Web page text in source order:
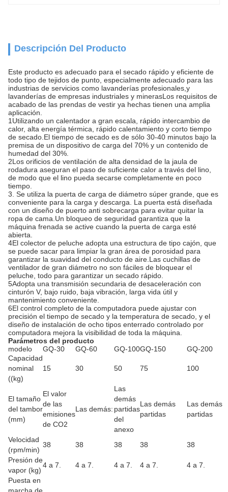
Descripción Del Producto
Este producto es adecuado para el secado rápido y eficiente de
todo tipo de tejidos de punto, especialmente adecuado para las
industrias de servicios como lavanderías profesionales,y
lavanderías de empresas industriales y minerasLos requisitos de
acabado de las prendas de vestir ya hechas tienen una amplia
aplicación.
1Utilizando un calentador a gran escala, rápido intercambio de
calor, alta energía térmica, rápido calentamiento y corto tiempo
de secado.El tiempo de secado es de sólo 30-40 minutos bajo la
premisa de un dispositivo de carga del 70% y un contenido de
humedad del 30%.
2Los orificios de ventilación de alta densidad de la jaula de
rodadura aseguran el paso de suficiente calor a través del lino,
de modo que el lino pueda secarse completamente en poco
tiempo.
3. Se utiliza la puerta de carga de diámetro súper grande, que es
conveniente para la carga y descarga. La puerta está diseñada
con un diseño de puerto anti sobrecarga para evitar quitar la
ropa de cama.Un bloqueo de seguridad garantiza que la
máquina frenada se active cuando la puerta de carga esté
abierta.
4El colector de peluche adopta una estructura de tipo cajón, que
se puede sacar para limpiar la gran área de porosidad para
garantizar la suavidad del conducto de aire.Las cuchillas de
ventilador de gran diámetro no son fáciles de bloquear el
peluche, todo para garantizar un secado rápido.
5Adopta una transmisión secundaria de desaceleración con
cinturón V, bajo ruido, baja vibración, larga vida útil y
mantenimiento conveniente.
6El control completo de la computadora puede ajustar con
precisión el tiempo de secado y la temperatura de secado, y el
diseño de instalación de ocho tipos enterrado controlado por
computadora mejora la visibilidad de toda la máquina.
Parámetros del producto
modelo
GQ-30 GQ-60 GQ-100GQ-150
GQ-200
Capacidad
nominal
((kg)
15 30 50 75 100
El tamaño
del tambor
(mm)
El valor
de las
emisiones
de CO2
Las demás:
Las
demás
partidas
del
anexo
Las demás
partidas
Las demás
partidas
Velocidad
(rpm/min)
38 38 38 38
38
Presión de
vapor (kg)
4 a 7. 4 a 7. 4 a 7. 4 a 7.
4 a 7.
Puesta en